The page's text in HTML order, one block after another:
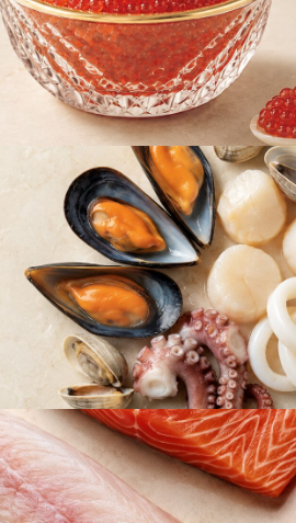
КРАСНАЯ ИКРА
МОРСКИЕ